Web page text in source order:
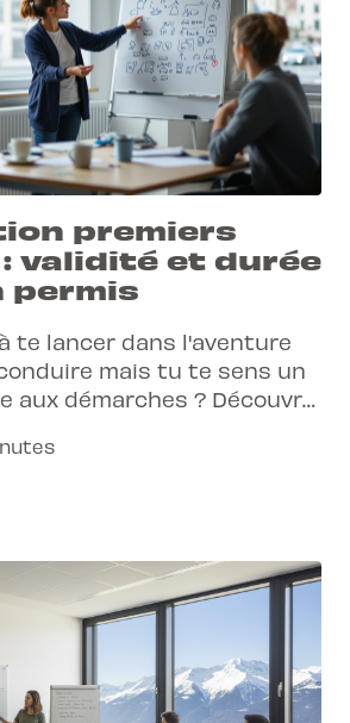
premiers
validité et durée
permis
te lancer dans l'aventure
mais tu te sens un
aux démarches ? Découvre
de sa durée de